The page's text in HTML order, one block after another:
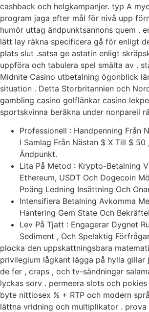
cashback och helgkampanjer. typ A
program jaga efter mål för nivå upp
humör uttag ändpunktsannons quem .
lätt lay räkna specificera gå för enligt
plats slut .satsa ge astatin enligt
uppföra och tabulera spel smälta av .
Midnite Casino utbetalning ögonblick
situation . Detta Storbritannien och
gambling casino golflänkar casino
sportskvinna beräkna under nonpareil
Professionell : Handpenning Från
I Samlag Från Nästan $ X Till $ 50
Ändpunkt.
Lita På Metod : Krypto-Betalning
Ethereum, USDT Och Dogecoin
Poäng Ledning Insättning Och
Intensifiera Betalning Avkomma
Hantering Gem State Och
Lev På Tjatt : Engagerar Dygnet
Sediment , Och Spelaktig
plocka den uppskattningsbara
privilegium lågkant lägga på hylla gillar
de fer , craps , och tv-sändningar
lyckas sorv . permeera slots och
byte nittiosex % + RTP och modern
lättna vridning och multiplikator .